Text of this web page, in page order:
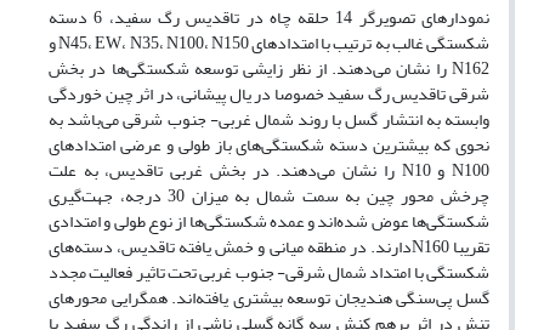
نمودار‌‌های تصویرگر 14 حلقه چاه در تاقدیس رگ سفید، 6 دسته
شکستگی غالب به ترتیب با امتداد‌های N45، EW، N35، N100، N150 و
N162 را نشان می‌دهند. از نظر زایشی توسعه شکستگی‌ها در بخش
شرقی تاقدیس رگ سفید خصوصا در یال پیشانی، در اثر چین خوردگی
وابسته به انتشار گسل با روند شمال غربی- جنوب شرقی می‌باشد به
نحوی که بیشترین دسته شکستگی‌های باز طولی و عرضی امتداد‌های
N100 و N10 را نشان می‌دهند. در بخش غربی تاقدیس، به علت
چرخش محور چین به سمت شمال به میزان 30 درجه، جهت‌گیری
شکستگی‌ها عوض شده‌اند و عمده شکستگی‌ها از نوع طولی و امتدادی
تقریبا N160دارند. در منطقه میانی و خمش یافته تاقدیس، دسته‌های
شکستگی با امتداد شمال شرقی- جنوب غربی تحت تاثیر فعالیت مجدد
گسل پی‌سنگی هندیجان توسعه بیشتری یافته‌اند. همگرایی محور‌های